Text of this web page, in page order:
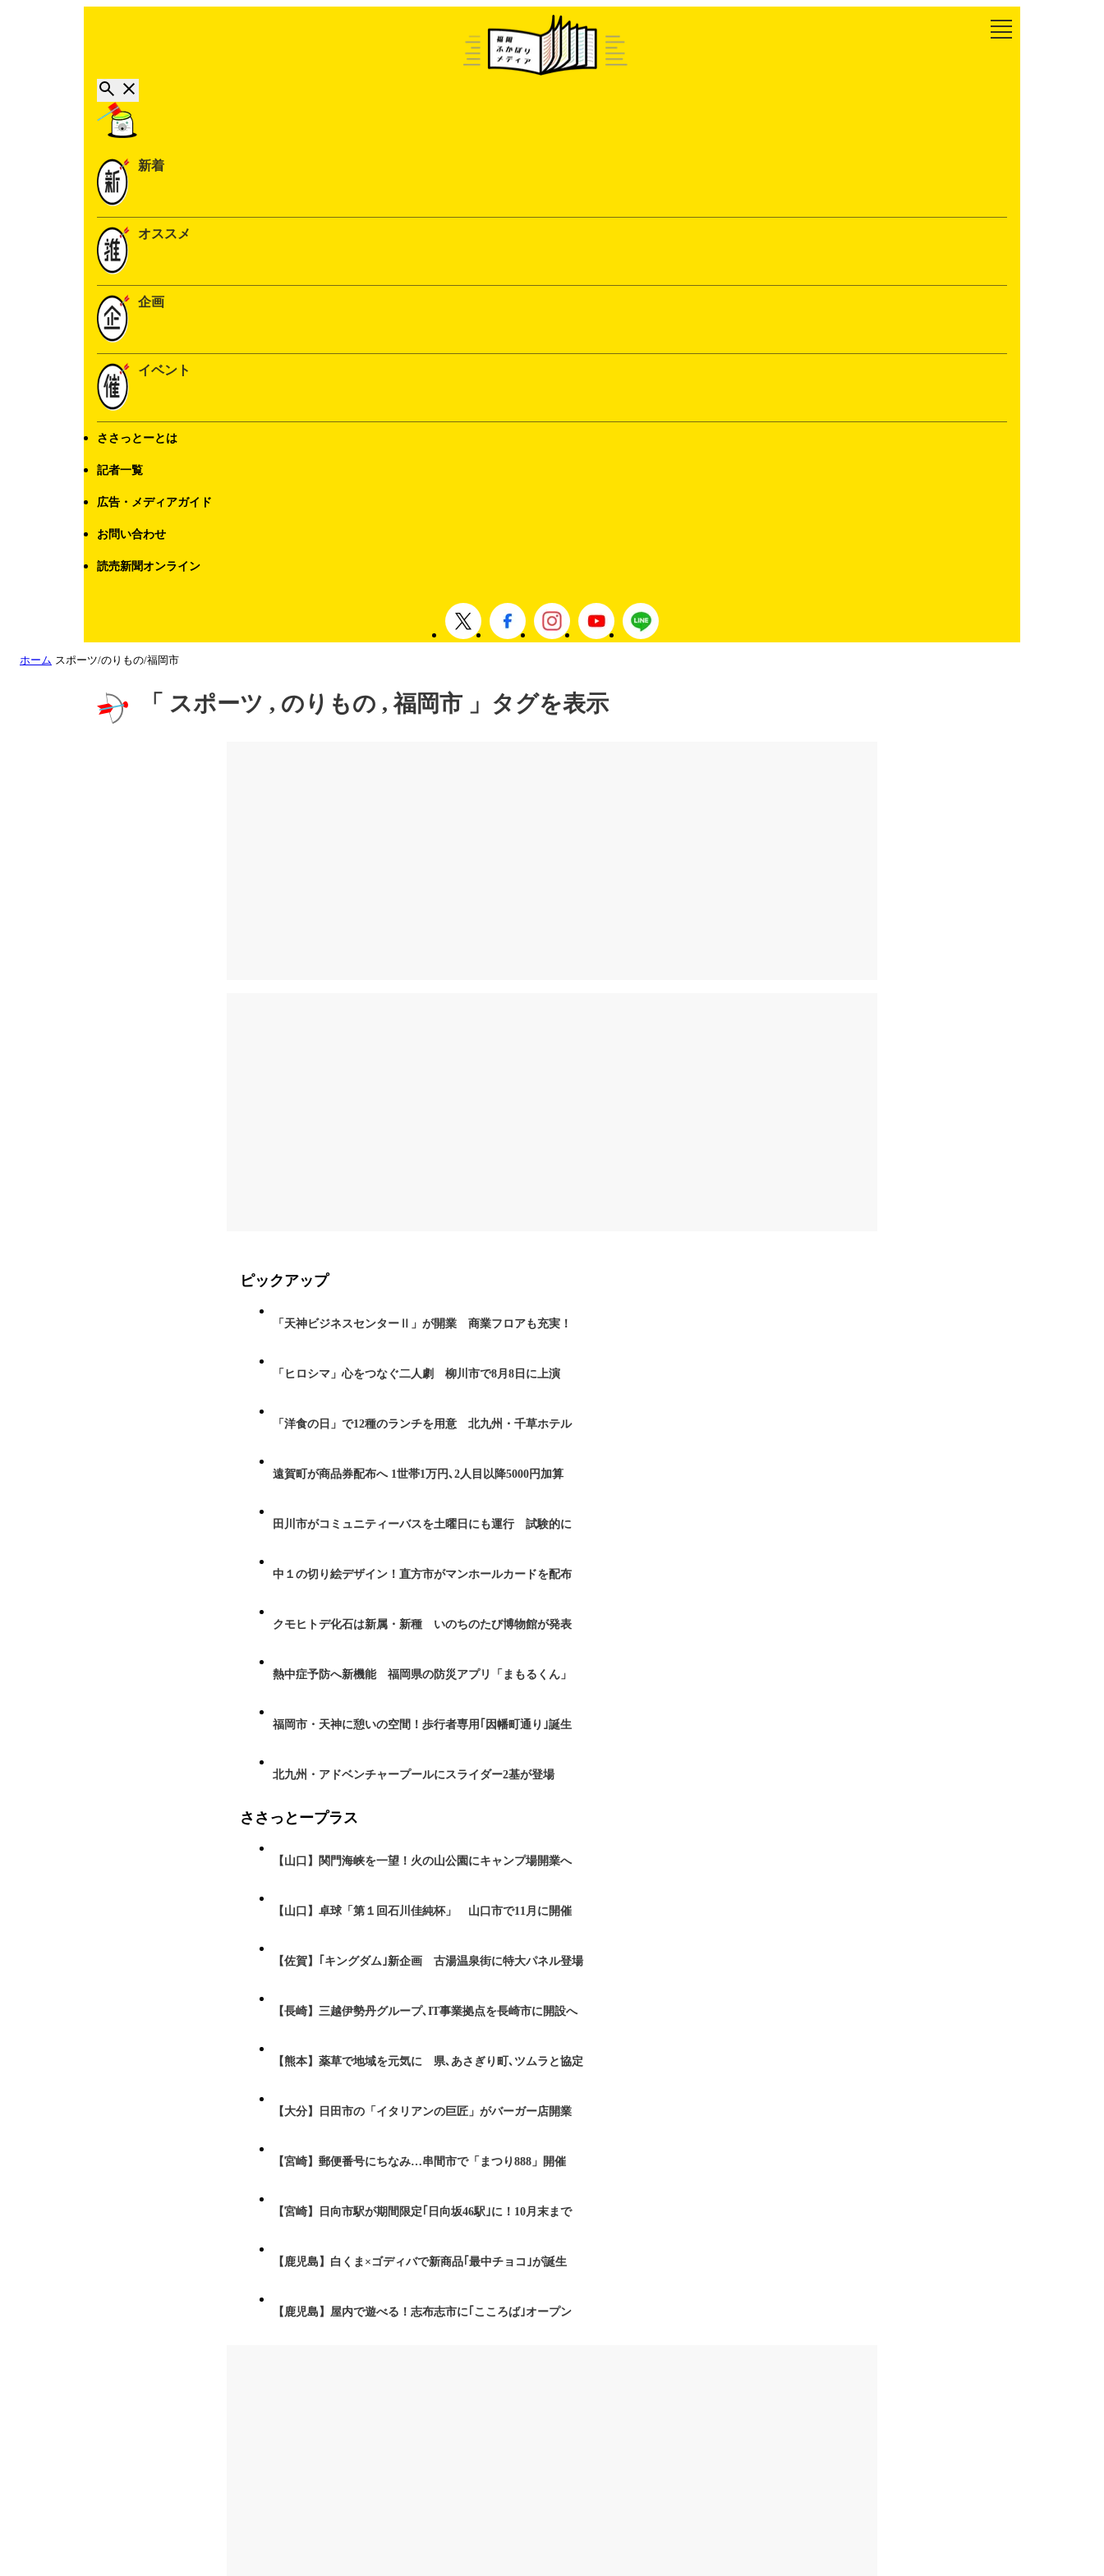
新着
オススメ
企画
イベント
ささっとーとは
記者一覧
広告・メディアガイド
お問い合わせ
読売新聞オンライン
ホーム スポーツ/のりもの/福岡市
「 スポーツ , のりもの , 福岡市 」タグを表示
ピックアップ
「天神ビジネスセンターⅡ」が開業 商業フロアも充実！
「ヒロシマ」心をつなぐ二人劇 柳川市で8月8日に上演
「洋食の日」で12種のランチを用意 北九州・千草ホテル
遠賀町が商品券配布へ 1世帯1万円､2人目以降5000円加算
田川市がコミュニティーバスを土曜日にも運行 試験的に
中１の切り絵デザイン！直方市がマンホールカードを配布
クモヒトデ化石は新属・新種 いのちのたび博物館が発表
熱中症予防へ新機能 福岡県の防災アプリ「まもるくん」
福岡市・天神に憩いの空間！歩行者専用｢因幡町通り｣誕生
北九州・アドベンチャープールにスライダー2基が登場
ささっとープラス
【山口】関門海峡を一望！火の山公園にキャンプ場開業へ
【山口】卓球「第１回石川佳純杯」 山口市で11月に開催
【佐賀】｢キングダム｣新企画 古湯温泉街に特大パネル登場
【長崎】三越伊勢丹グループ､IT事業拠点を長崎市に開設へ
【熊本】薬草で地域を元気に 県､あさぎり町､ツムラと協定
【大分】日田市の「イタリアンの巨匠」がバーガー店開業
【宮崎】郵便番号にちなみ…串間市で「まつり888」開催
【宮崎】日向市駅が期間限定｢日向坂46駅｣に！10月末まで
【鹿児島】白くま×ゴディバで新商品｢最中チョコ｣が誕生
【鹿児島】屋内で遊べる！志布志市に｢こころば｣オープン